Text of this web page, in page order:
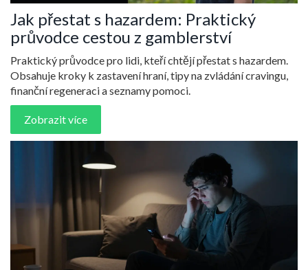
Jak přestat s hazardem: Praktický
průvodce cestou z gamblerství
Praktický průvodce pro lidi, kteří chtějí přestat s hazardem.
Obsahuje kroky k zastavení hraní, tipy na zvládání cravingu,
finanční regeneraci a seznamy pomoci.
Zobrazit více